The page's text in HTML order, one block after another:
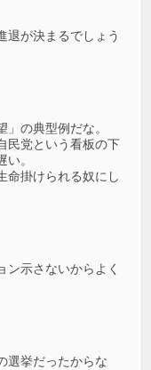
退が決まるでしょう
の典型例だな。
民党という看板の下
。
命掛けられる奴にし
ン示さないからよく
選挙だったからな